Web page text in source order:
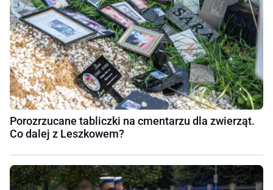
Porozrzucane tabliczki na cmentarzu dla zwierząt.
Co dalej z Leszkowem?